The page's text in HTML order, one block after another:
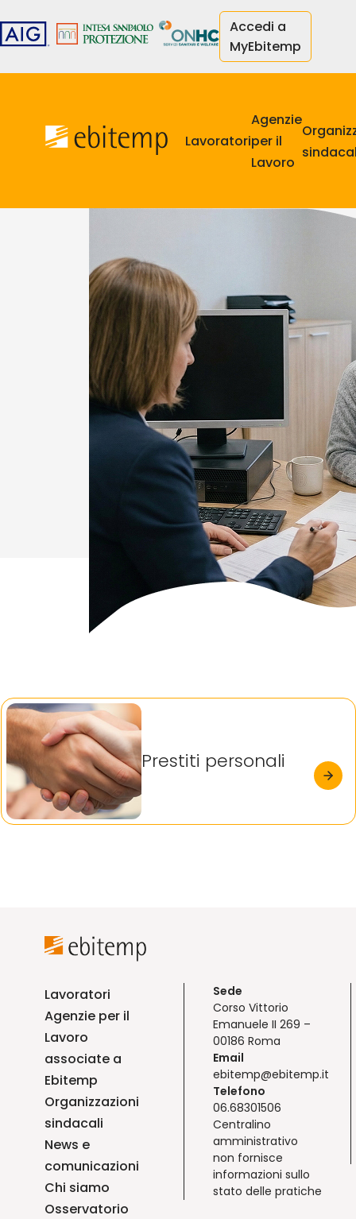
al
contenuto
principale
Accedi a
MyEbitemp
principale
Lavoratori
Agenzie
per il
Lavoro
Prestiti personali
Lavoratori
Agenzie per il
Lavoro
associate a
Ebitemp
Organizzazioni
sindacali
News e
comunicazioni
Chi siamo
Osservatorio
Sede
Corso Vittorio
Emanuele II 269 –
00186 Roma
Email
ebitemp@ebitemp.it
Telefono
06.68301506
Centralino
amministrativo
non fornisce
informazioni sullo
stato delle pratiche